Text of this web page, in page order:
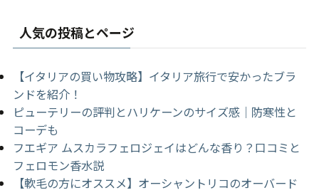
人気の投稿とページ
【イタリアの買い物攻略】イタリア旅行で安かったブラ
ンドを紹介！
ピューテリーの評判とハリケーンのサイズ感｜防寒性と
コーデも
フエギア ムスカラフェロジェイはどんな香り？口コミと
フェロモン香水説
【軟毛の方にオススメ】オーシャントリコのオーバード